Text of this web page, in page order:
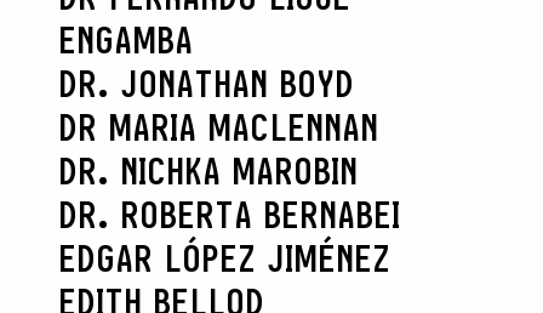
ENGAMBA
DR. JONATHAN BOYD
DR MARIA MACLENNAN
DR. NICHKA MAROBIN
DR. ROBERTA BERNABEI
EDGAR LÓPEZ JIMÉNEZ
EDITH BELLOD